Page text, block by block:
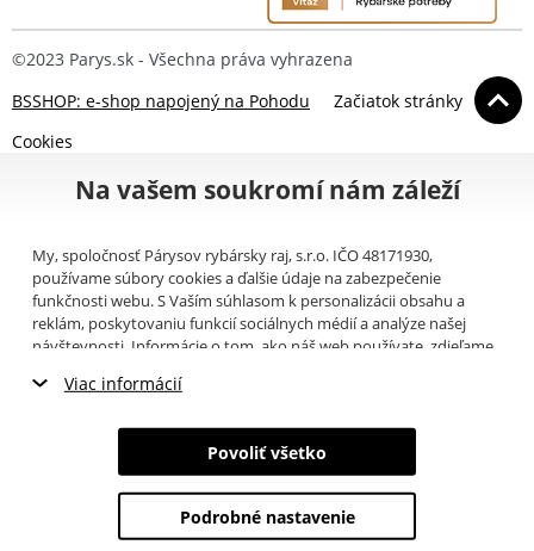
©2023 Parys.sk - Všechna práva vyhrazena
BSSHOP: e-shop napojený na Pohodu
Začiatok stránky
Cookies
Na vašem soukromí nám záleží
My, spoločnosť Párysov rybársky raj, s.r.o. IČO 48171930,
používame súbory cookies a ďalšie údaje na zabezpečenie
funkčnosti webu. S Vaším súhlasom k personalizácii obsahu a
reklám, poskytovaniu funkcií sociálnych médií a analýze našej
návštevnosti. Informácie o tom, ako náš web používate, zdieľame
(napríklad Google).Tu
informáciami, ktoré ste im poskytli alebo ktoré získali v dôsledku
toho, že používate ich služby. Tieto údaje zahŕňajú cookies, dáta z
ďalších úložísk, IP adresu a ďalšie informácie spojené s prezeraním
Viac informácií
Nevyhnutné cookies
Marketingové cookies
Analytické cookies
Povoliť všetko
Podrobné nastavenie